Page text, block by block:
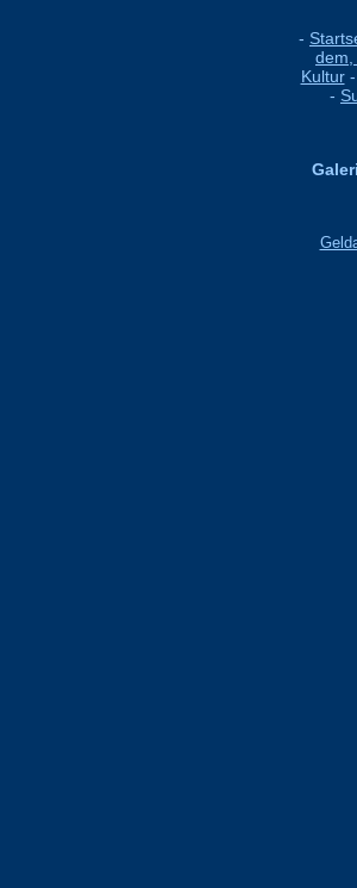
-
Kultur-
-